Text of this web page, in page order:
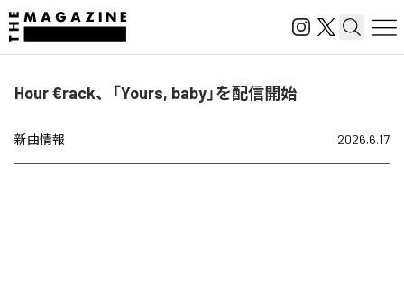
Hour €rack、「Yours, baby」を配信開始
新曲情報 2026.6.17